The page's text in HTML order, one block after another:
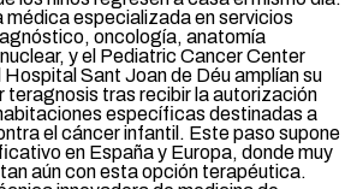
especializada en servicios
oncología, anatomía
y el Pediatric Cancer Center
Hospital Sant Joan de Déuamplían su
teragnosis tras recibir la autorización
específicas destinadas a
el cáncer infantil. Este paso supone
en España y Europa, donde muy
aún con esta opción terapéutica.